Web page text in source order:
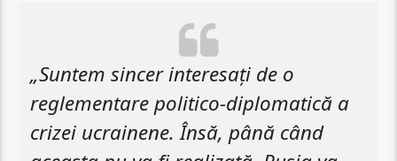
„Suntem sincer interesați de o
reglementare politico-diplomatică a
crizei ucrainene. Însă, până când